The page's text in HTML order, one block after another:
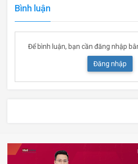
Bình luận
Để bình luận, bạn cần đăng nhập
Đăng nhập